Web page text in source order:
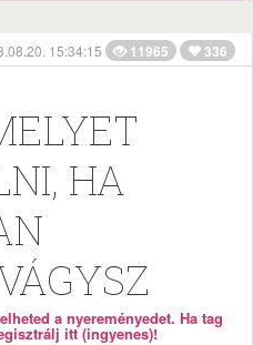
15:34:15 11965 336
HA
a nyereményedet. Ha tag
itt (ingyenes)!